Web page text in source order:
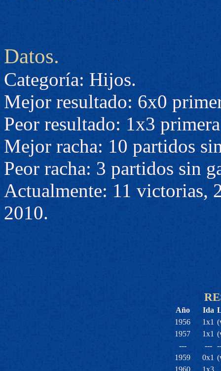
Datos.
Categoría: Hijos.
Mejor resultado: 6x0
Peor resultado: 1x3
Mejor racha: 10 partidos
Peor racha: 3 partidos sin
Actualmente: 11 victorias,
2010.
Año Ida
1956
1x1
1957
1x1
---
---
1959
0x1